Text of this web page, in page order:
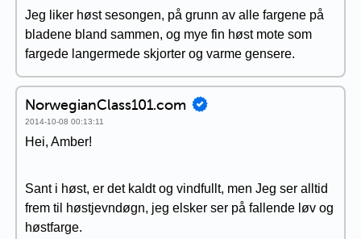
Jeg liker høst sesongen, på grunn av alle fargene på
bladene bland sammen, og mye fin høst mote som
fargede langermede skjorter og varme gensere.
NorwegianClass101.com
2014-10-08 00:13:11
Hei, Amber!
Sant i høst, er det kaldt og vindfullt, men Jeg ser alltid
frem til høstjevndøgn, jeg elsker ser på fallende løv og
høstfarge.